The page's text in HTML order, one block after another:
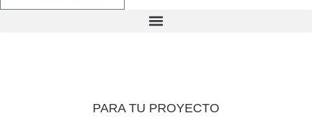
PARA TU PROYECTO